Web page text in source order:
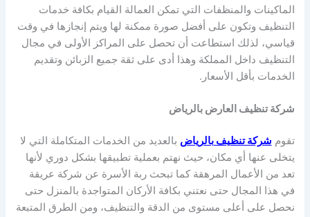
الماكينات والمنظفات التي تمكن العمالة القيام بكافة خدمات
التنظيف وتكون على أفضل صورة ممكنة لها ويتم إنجازها في وقت
قياسي، لذلك استطاعت أن تحصل على المراكز الأولى في مجال
التنظيف داخل المملكة وهذا أدى على ثقة جميع الزبائن وتقديم
الخدمات بأقل الأسعار.
شركة تنظيف العارض بالرياض
تقوم شركة تنظيف بالرياض بالعديد من الخدمات المتكاملة التي لا
يتخلى عنها أي مكان، حيث نهتم بعملية تطبيقها بشكل دوري لأنها
تعد من الأعمال المرهقة كما تبحث ربة الأسرة عن شركة عريقة
في هذا المجال حتى نعتني بكافة الأركان المتواجدة بالمنزل حتى
نحصل على أعلى مستوى من الدقة والتنظيف، ومن الطرق المتبعة